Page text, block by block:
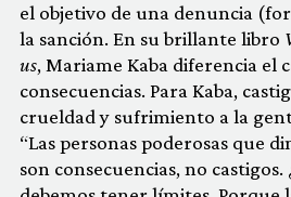
el objetivo de una denuncia
la sanción. En su brillante libro
us, Mariame Kaba diferencia el
consecuencias. Para Kaba,
crueldad y sufrimiento a la
“Las personas poderosas que
son consecuencias, no castigos.